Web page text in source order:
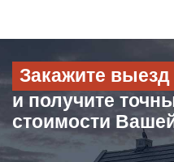
Закажите
и получите
стоимости